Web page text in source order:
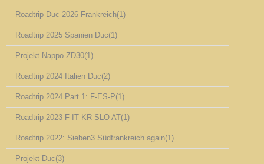
Roadtrip Duc 2026 Frankreich(1)
Roadtrip 2025 Spanien Duc(1)
Projekt Nappo ZD30(1)
Roadtrip 2024 Italien Duc(2)
Roadtrip 2024 Part 1: F-ES-P(1)
Roadtrip 2023 F IT KR SLO AT(1)
Roadtrip 2022: Sieben3 Südfrankreich again(1)
Projekt Duc(3)